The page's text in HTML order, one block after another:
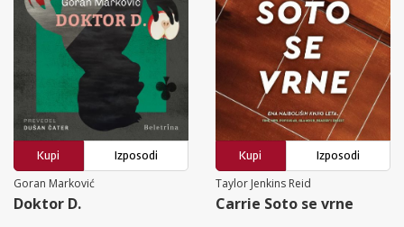
Kupi
Izposodi
Goran Marković
Doktor D.
Kupi
Izposodi
Taylor Jenkins Reid
Carrie Soto se vrne